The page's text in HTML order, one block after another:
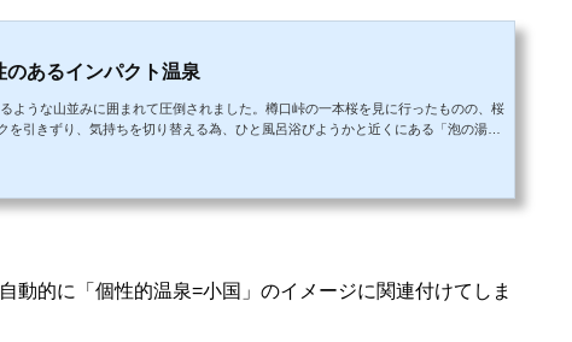
あるインパクト温泉
ような山並みに囲まれて圧倒されました。樽口峠の一本桜を見に行ったものの、桜
引きずり、気持ちを切り替える為、ひと風呂浴びようかと近くにある「泡の湯温
動的に「個性的温泉=小国」のイメージに関連付けてしま